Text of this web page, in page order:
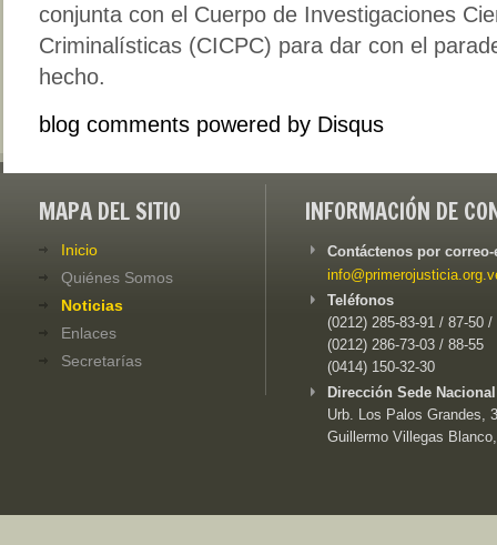
conjunta con el Cuerpo de Investigaciones
Criminalísticas (CICPC) para dar con el
hecho.
blog comments powered by Disqus
MAPA DEL SITIO
Inicio
Quiénes Somos
Noticias
Enlaces
Secretarías
INFORMACIÓN DE
Contáctenos por
Teléfonos
(0212) 285-83-91 / 87-50 /
(0212) 286-73-03 / 88-55
(0414) 150-32-30
Dirección Sede
Urb. Los Palos Grandes,
Guillermo Villegas